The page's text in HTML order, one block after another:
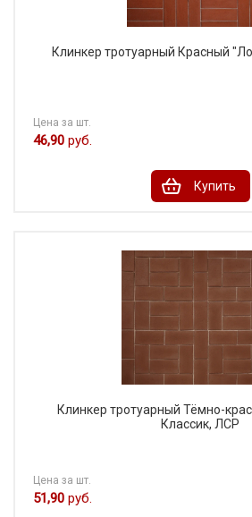
Клинкер тротуарный Красный
Цена за шт.
46,90 руб.
Купить
Клинкер тротуарный Тёмно-
Классик, ЛСР
Цена за шт.
51,90 руб.